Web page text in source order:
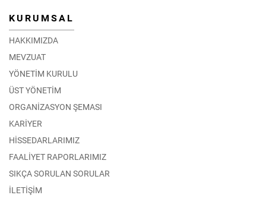
KURUMSAL
HAKKIMIZDA
MEVZUAT
YÖNETİM KURULU
ÜST YÖNETİM
ORGANİZASYON ŞEMASI
KARİYER
HİSSEDARLARIMIZ
FAALİYET RAPORLARIMIZ
SIKÇA SORULAN SORULAR
İLETİŞİM